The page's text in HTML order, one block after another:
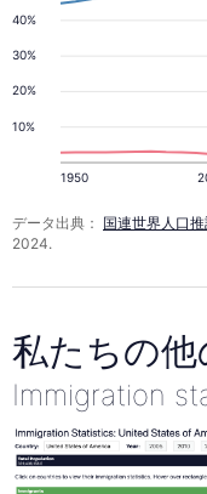
10%
20%
30%
40%
1950
データ出典： 国連世界人口
2024.
私たちの
Immigration